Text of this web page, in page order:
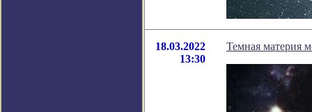
18.03.2022
13:30
Темная материя